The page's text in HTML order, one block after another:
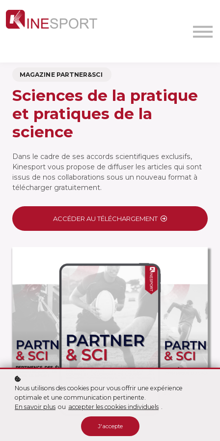
La société
Académie
MAGAZINE PARTNER&SCI
Sciences de la pratique
et pratiques de la
science
Dans le cadre de ses accords scientifiques exclusifs,
Kinesport vous propose de diffuser les articles qui sont
issus de nos collaborations sous un nouveau format à
télécharger gratuitement.
ACCÉDER AU TÉLÉCHARGEMENT
Nous utilisons des cookies pour vous offrir une expérience
optimale et une communication pertinente.
En savoir plus ou accepter les cookies individuels .
J'accepte